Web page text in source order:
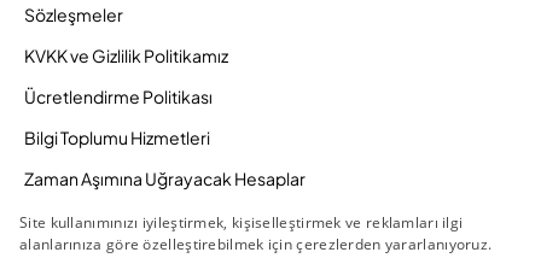
Sözleşmeler
KVKK ve Gizlilik Politikamız
Ücretlendirme Politikası
Bilgi Toplumu Hizmetleri
Zaman Aşımına Uğrayacak Hesaplar
Duyurular ve Kampanyalar